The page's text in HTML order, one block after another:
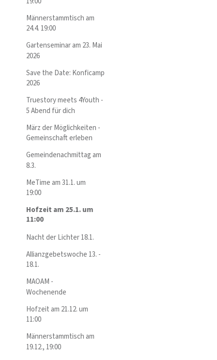
Männerstammtisch am
24.4. 19:00
Gartenseminar am 23. Mai
2026
Save the Date: Konficamp
2026
Truestory meets 4Youth -
5 Abend für dich
März der Möglichkeiten -
Gemeinschaft erleben
Gemeindenachmittag am
8.3.
MeTime am 31.1. um
19:00
Hofzeit am 25.1. um
11:00
Nacht der Lichter 18.1.
Allianzgebetswoche 13. -
18.1.
MAOAM -
Wochenende
Hofzeit am 21.12. um
11:00
Männerstammtisch am
19.12., 19:00